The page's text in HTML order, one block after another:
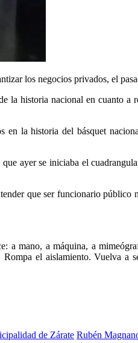
los negocios privados, el
la historia nacional en cuanto
la historia del básquet
ayer se iniciaba el
que ser funcionario
a mano, a máquina, a
el aislamiento. Vuelva
de Zárate Rubén